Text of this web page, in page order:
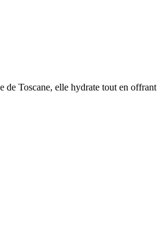
Toscane, elle hydrate tout en